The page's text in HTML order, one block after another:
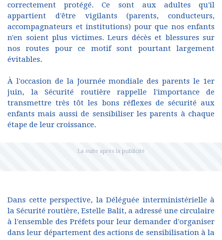
correctement protégé. Ce sont aux adultes qu'il
appartient d'être vigilants (parents, conducteurs,
accompagnateurs et institutions) pour que nos enfants
n'en soient plus victimes. Leurs décès et blessures sur
nos routes pour ce motif sont pourtant largement
évitables.
À l'occasion de la Journée mondiale des parents le 1er
juin, la Sécurité routière rappelle l'importance de
transmettre très tôt les bons réflexes de sécurité aux
enfants mais aussi de sensibiliser les parents à chaque
étape de leur croissance.
Dans cette perspective, la Déléguée interministérielle à
la Sécurité routière, Estelle Balit, a adressé une circulaire
à l'ensemble des Préfets pour leur demander d'organiser
dans leur département des actions de sensibilisation à la